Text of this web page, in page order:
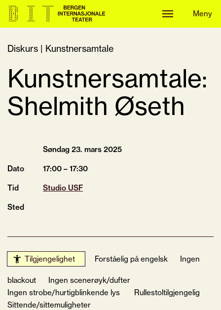
MenyMeny
Diskurs | Kunstnersamtale
Kunstnersamtale:
Shelmith Øseth
Dato
Tid
Sted
Søndag 23. mars 2025
17:00 – 17:30
Studio USF
Tilgjengelighet Forståelig på engelsk Ingen
blackout
Ingen scenerøyk/dufter
Ingen strobe/hurtigblinkende lys
Rullestoltilgjengelig
Sittende/sittemuligheter